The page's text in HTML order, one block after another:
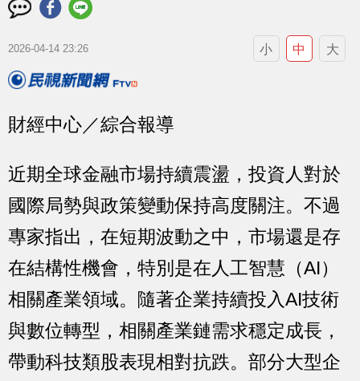
2026-04-14 23:26 小 中 大
財經中心／綜合報導
近期全球金融市場持續震盪，投資人對於
國際局勢與政策變動保持高度關注。不過
專家指出，在短期波動之中，市場還是存
在結構性機會，特別是在人工智慧（AI）
相關產業領域。隨著企業持續投入AI技術
與數位轉型，相關產業鏈需求穩定成長，
帶動科技類股表現相對抗跌。部分大型企